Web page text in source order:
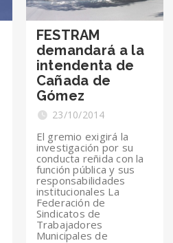
FESTRAM
demandará a la
intendenta de
Cañada de
Gómez
23/10/2014
El gremio exigirá la
investigación por su
conducta reñida con la
función pública y sus
responsabilidades
institucionales La
Federación de
Sindicatos de
Trabajadores
Municipales de